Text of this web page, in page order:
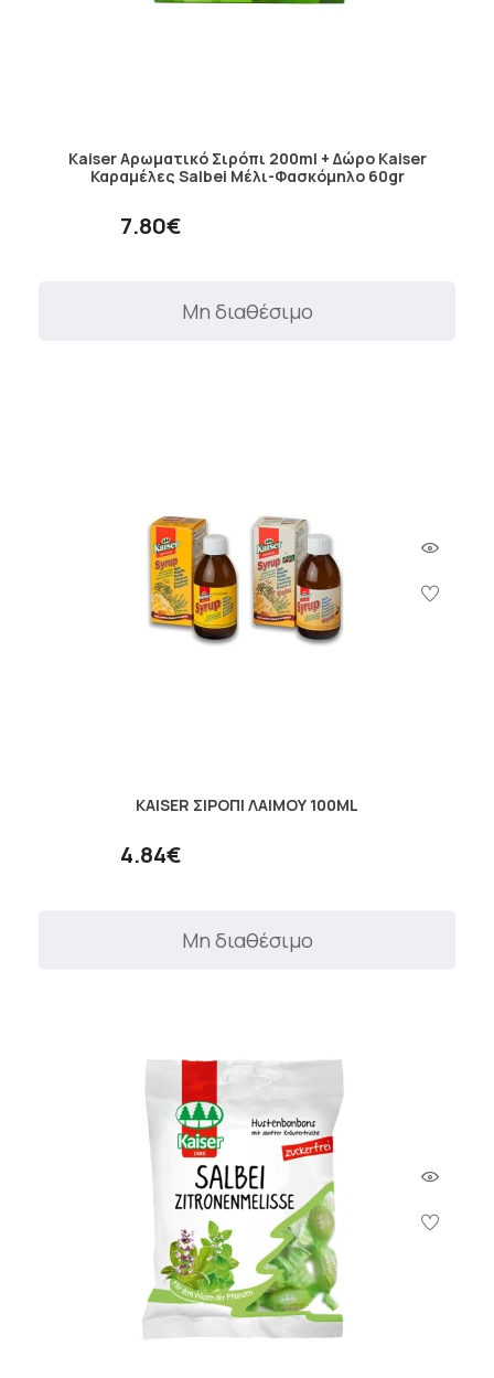
Kaiser Αρωματικό Σιρόπι 200ml + Δώρο Kaiser
Καραμέλες Salbei Μέλι-Φασκόμηλο 60gr
7.80€
Μη διαθέσιμο
KAISER ΣΙΡΟΠΙ ΛΑΙΜΟΥ 100ML
4.84€
Μη διαθέσιμο